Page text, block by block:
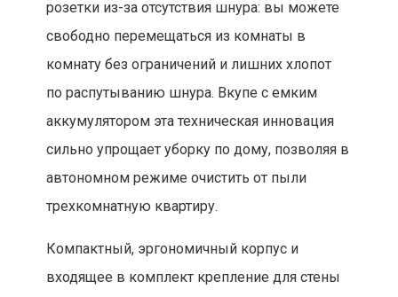
розетки из-за отсутствия шнура: вы можете
свободно перемещаться из комнаты в
комнату без ограничений и лишних хлопот
по распутыванию шнура. Вкупе с емким
аккумулятором эта техническая инновация
сильно упрощает уборку по дому, позволяя в
автономном режиме очистить от пыли
трехкомнатную квартиру.
Компактный, эргономичный корпус и
входящее в комплект крепление для стены